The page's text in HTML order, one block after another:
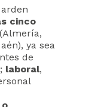
cinco
ya sea
de
laboral,